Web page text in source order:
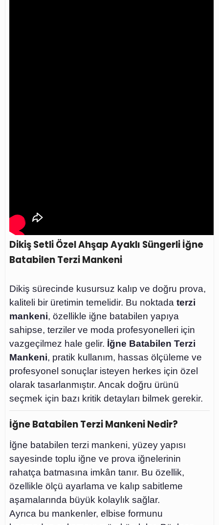
Dikiş Setli Özel Ahşap Ayaklı Süngerli İğne
Batabilen Terzi Mankeni
Dikiş sürecinde kusursuz kalıp ve doğru prova,
kaliteli bir üretimin temelidir. Bu noktada terzi
mankeni, özellikle iğne batabilen yapıya
sahipse, terziler ve moda profesyonelleri için
vazgeçilmez hale gelir. İğne Batabilen Terzi
Mankeni, pratik kullanım, hassas ölçüleme ve
profesyonel sonuçlar isteyen herkes için özel
olarak tasarlanmıştır. Ancak doğru ürünü
seçmek için bazı kritik detayları bilmek gerekir.
İğne Batabilen Terzi Mankeni Nedir?
İğne batabilen terzi mankeni, yüzey yapısı
sayesinde toplu iğne ve prova iğnelerinin
rahatça batmasına imkân tanır. Bu özellik,
özellikle ölçü ayarlama ve kalıp sabitleme
aşamalarında büyük kolaylık sağlar.
Ayrıca bu mankenler, elbise formunu